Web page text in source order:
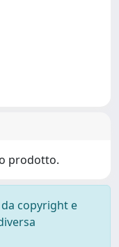
prodotto.
copyright e